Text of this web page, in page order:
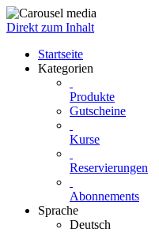
Direkt zum Inhalt
Startseite
Kategorien
Produkte
Gutscheine
Kurse
Reservierungen
Abonnements
Sprache
Deutsch